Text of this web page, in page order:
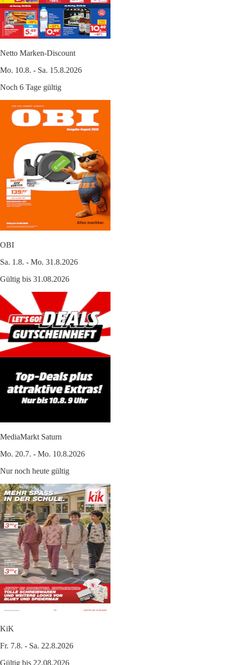
Netto Marken-Discount
Mo. 10.8. - Sa. 15.8.2026
Noch 6 Tage gültig
OBI
Sa. 1.8. - Mo. 31.8.2026
Gültig bis 31.08.2026
MediaMarkt Saturn
Mo. 20.7. - Mo. 10.8.2026
Nur noch heute gültig
KiK
Fr. 7.8. - Sa. 22.8.2026
Gültig bis 22.08.2026